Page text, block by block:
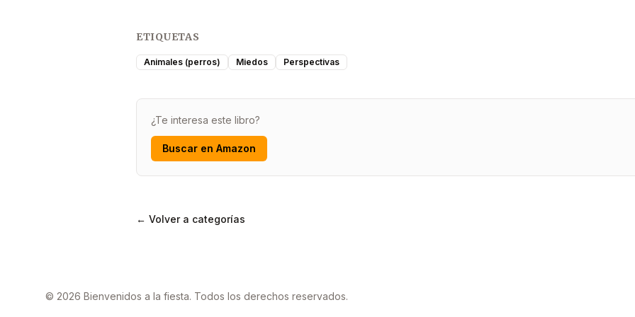
ETIQUETAS
Animales (perros) Miedos Perspectivas
¿Te interesa este libro?
Buscar en Amazon
← Volver a categorías
© 2026 Bienvenidos a la fiesta. Todos los derechos reservados.